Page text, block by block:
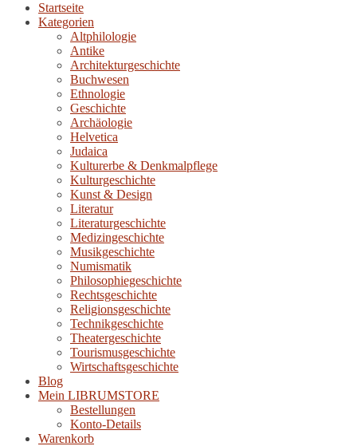
Startseite
Kategorien
Altphilologie
Antike
Architekturgeschichte
Buchwesen
Ethnologie
Geschichte
Archäologie
Helvetica
Judaica
Kulturerbe & Denkmalpflege
Kulturgeschichte
Kunst & Design
Literatur
Literaturgeschichte
Medizingeschichte
Musikgeschichte
Numismatik
Philosophiegeschichte
Rechtsgeschichte
Religionsgeschichte
Technikgeschichte
Theatergeschichte
Tourismusgeschichte
Wirtschaftsgeschichte
Blog
Mein LIBRUMSTORE
Bestellungen
Konto-Details
Warenkorb